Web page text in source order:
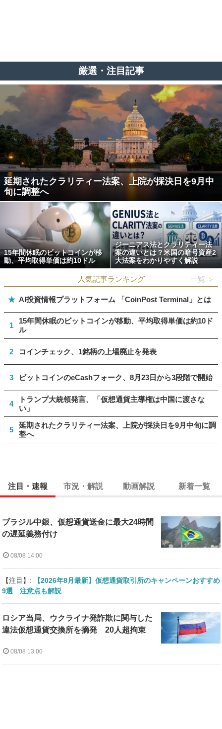
厳選・注目記事
延期されたクラリティー法案、上院が採決日を9月中
旬に調整へ
15年間休眠のビットコインが移
動、平均取得単価は約10ドル
ジーニアス法とクラリティー法
案の違いとは？米国の暗号資産2
大法案をわかりやすく解説
人気記事ランキング 一覧 ＞
★ AI投資情報プラットフォーム 「CoinPost Terminal」とは
1
15年間休眠のビットコインが移動、平均取得単価は約10ド
ル
2 コインチェック、1銘柄の上場廃止を発表
3 ビットコインのeCashフォーク、8月23日から3段階で開始
4
トランプ大統領発言、「仮想通貨主導権は中国に渡さな
い」
5
延期されたクラリティー法案、上院が採決日を9月中旬に調
整へ
注目・速報 市況・解説 動画解説 新着一覧
ブラジル中銀、仮想通貨送金に最大24時間
の遅延義務付け
08/08 14:00
【注目】:
【2026年8月最新】仮想通貨取引所のキャンペーンおすすめ
9選 注意点も解説
ロシア当局、ウクライナ発詐欺に関与した
違法仮想通貨交換所を摘発 20人超拘束
08/08 13:00